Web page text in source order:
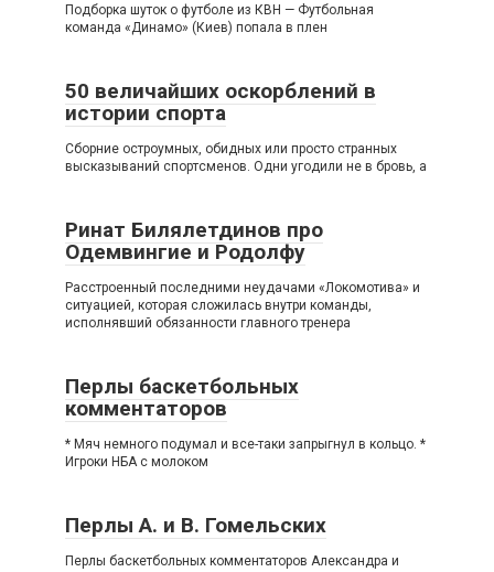
Подборка шуток о футболе из КВН — Футбольная
команда «Динамо» (Киев) попала в плен
50 величайших оскорблений в
истории спорта
Сборние остроумных, обидных или просто странных
высказываний спортсменов. Одни угодили не в бровь, а
Ринат Билялетдинов про
Одемвингие и Родолфу
Расстроенный последними неудачами «Локомотива» и
ситуацией, которая сложилась внутри команды,
исполнявший обязанности главного тренера
Перлы баскетбольных
комментаторов
* Мяч немного подумал и все-таки запрыгнул в кольцо. *
Игроки НБА с молоком
Перлы А. и В. Гомельских
Перлы баскетбольных комментаторов Александра и